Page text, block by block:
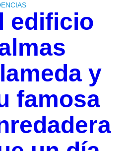
edificio
y
famosa